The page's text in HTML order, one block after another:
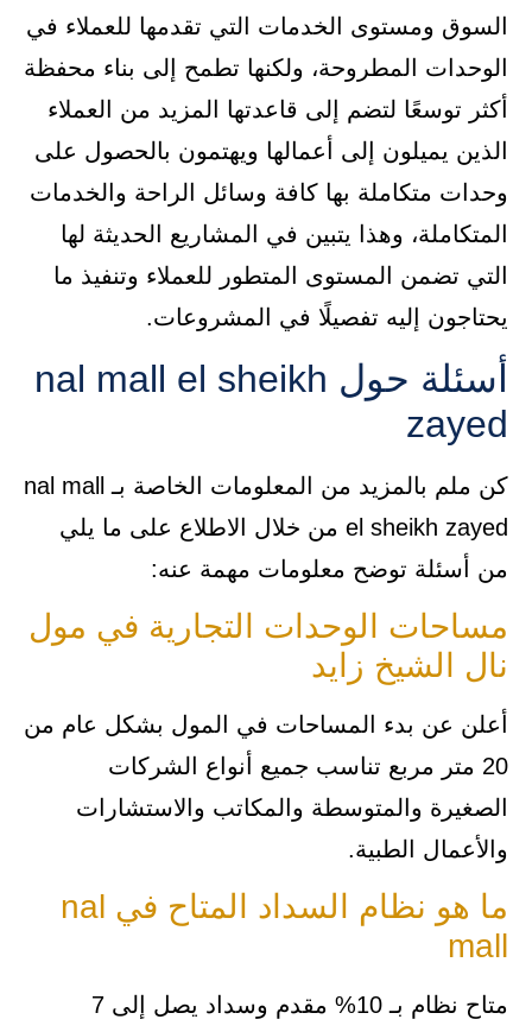
السوق ومستوى الخدمات التي تقدمها للعملاء في
الوحدات المطروحة، ولكنها تطمح إلى بناء محفظة
أكثر توسعًا لتضم إلى قاعدتها المزيد من العملاء
الذين يميلون إلى أعمالها ويهتمون بالحصول على
وحدات متكاملة بها كافة وسائل الراحة والخدمات
المتكاملة، وهذا يتبين في المشاريع الحديثة لها
التي تضمن المستوى المتطور للعملاء وتنفيذ ما
يحتاجون إليه تفصيلًا في المشروعات.
أسئلة حول nal mall el sheikh
zayed
كن ملم بالمزيد من المعلومات الخاصة بـ nal mall
el sheikh zayed من خلال الاطلاع على ما يلي
من أسئلة توضح معلومات مهمة عنه:
مساحات الوحدات التجارية في مول
نال الشيخ زايد
أعلن عن بدء المساحات في المول بشكل عام من
20 متر مربع تناسب جميع أنواع الشركات
الصغيرة والمتوسطة والمكاتب والاستشارات
والأعمال الطبية.
ما هو نظام السداد المتاح في nal
mall
متاح نظام بـ 10% مقدم وسداد يصل إلى 7